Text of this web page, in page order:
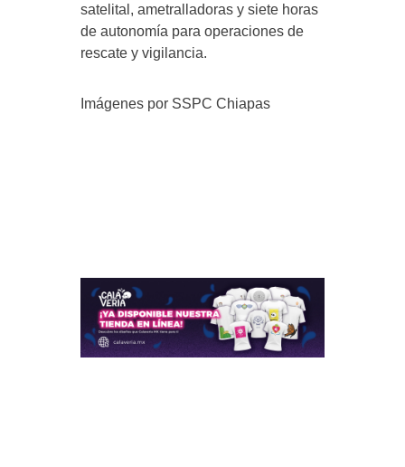
satelital, ametralladoras y siete horas
de autonomía para operaciones de
rescate y vigilancia.
Imágenes por SSPC Chiapas